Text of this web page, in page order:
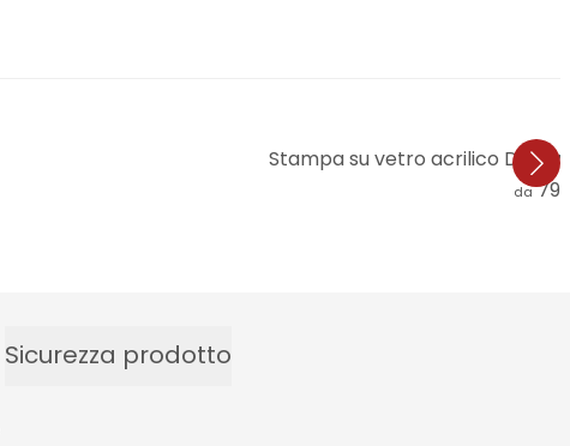
Stampa su vetro acrilico
da
Sicurezza prodotto